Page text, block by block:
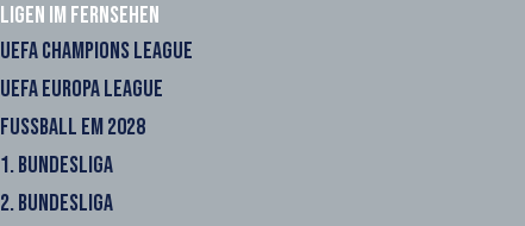
Ligen im Fernsehen
UEFA CHAMPIONS LEAGUE
UEFA EUROPA LEAGUE
FUSSBALL EM 2028
1. BUNDESLIGA
2. BUNDESLIGA